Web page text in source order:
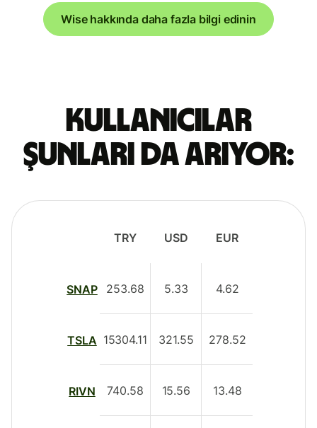
Wise hakkında daha fazla bilgi edinin
Kullanıcılar
şunları da arıyor:
SNAP
TSLA
RIVN
TRY
253.68
15304.11
740.58
USD
5.33
321.55
15.56
EUR
4.62
278.52
13.48